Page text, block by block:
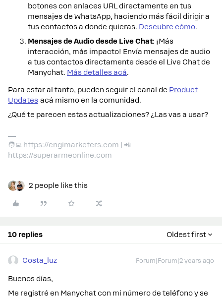
botones con enlaces URL directamente en tus
mensajes de WhatsApp, haciendo más fácil dirigir a
tus contactos a donde quieras. Descubre cómo.
Mensajes de Audio desde Live Chat: ¡Más
interacción, más impacto! Envía mensajes de audio
a tus contactos directamente desde el Live Chat de
Manychat. Más detalles acá.
Para estar al tanto, pueden seguir el canal de Product
Updates acá mismo en la comunidad.
¿Qué te parecen estas actualizaciones? ¿Las vas a usar?
🧑‍💻 https://engimarketers.com | 📲
https://superarmeonline.com
2 people like this
10 replies Oldest first
Costa_luz Forum|Forum|2 years ago
Buenos días,
Me registré en Manychat con mi número de teléfono y se